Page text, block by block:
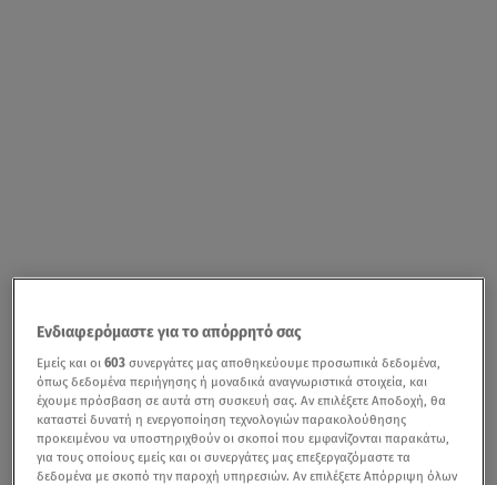
Ενδιαφερόμαστε για το απόρρητό σας
Εμείς και οι603 συνεργάτες μας αποθηκεύουμε προσωπικά δεδομένα,
όπως δεδομένα περιήγησης ή μοναδικά αναγνωριστικά στοιχεία, και
έχουμε πρόσβαση σε αυτά στη συσκευή σας. Αν επιλέξετε Αποδοχή, θα
καταστεί δυνατή η ενεργοποίηση τεχνολογιών παρακολούθησης
προκειμένου να υποστηριχθούν οι σκοποί που εμφανίζονται παρακάτω,
για τους οποίους εμείς και οι συνεργάτες μας επεξεργαζόμαστε τα
δεδομένα με σκοπό την παροχή υπηρεσιών. Αν επιλέξετε Απόρριψη όλων